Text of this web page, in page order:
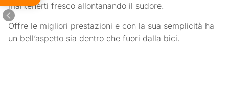
mantenerti fresco allontanando il sudore.
Offre le migliori prestazioni e con la sua semplicità ha
un bell’aspetto sia dentro che fuori dalla bici.